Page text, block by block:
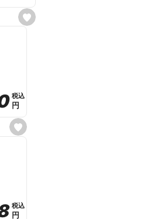
s
e
s
e
e
税込
税込
円
円
税込
税込
円
円